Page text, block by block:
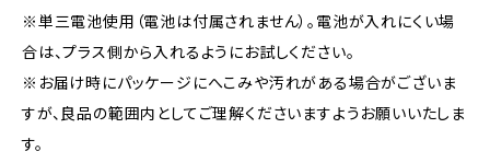
※単三電池使用（電池は付属されません）。電池が入れにくい場
合は、プラス側から入れるようにお試しください。
※お届け時にパッケージにへこみや汚れがある場合がございま
すが、良品の範囲内としてご理解くださいますようお願いいたしま
す。